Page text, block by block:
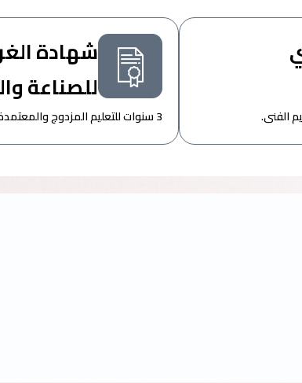
شهادة
للصناعة
3 سنوات للتعليم المزدوج والمعتمدة من وزارة التربية والتعليم والتعليم الفنى.